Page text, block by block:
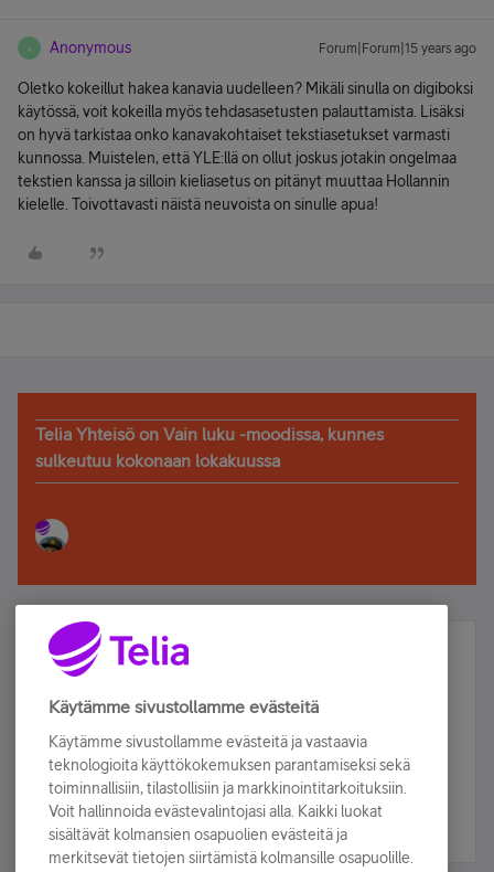
A Anonymous Forum|Forum|15 years ago
Oletko kokeillut hakea kanavia uudelleen? Mikäli sinulla on digiboksi
käytössä, voit kokeilla myös tehdasasetusten palauttamista. Lisäksi
on hyvä tarkistaa onko kanavakohtaiset tekstiasetukset varmasti
kunnossa. Muistelen, että YLE:llä on ollut joskus jotakin ongelmaa
tekstien kanssa ja silloin kieliasetus on pitänyt muuttaa Hollannin
kielelle. Toivottavasti näistä neuvoista on sinulle apua!
Telia Yhteisö on Vain luku -moodissa, kunnes
sulkeutuu kokonaan lokakuussa
Älä jää paitsi – osallistu ja voita!
Tilaa Telian uutiskirje ja olet mukana arvonnassa.
sähköpostiisi.
Tilaa nyt
Käytämme sivustollamme evästeitä
Käytämme sivustollamme evästeitä ja vastaavia
teknologioita käyttökokemuksen parantamiseksi sekä
toiminnallisiin, tilastollisiin ja markkinointitarkoituksiin.
Voit hallinnoida evästevalintojasi alla. Kaikki luokat
sisältävät kolmansien osapuolien evästeitä ja
merkitsevät tietojen siirtämistä kolmansille osapuolille.